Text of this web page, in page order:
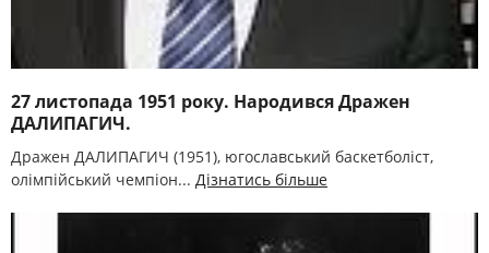
27 листопада 1951 року. Народився Дражен
ДАЛИПАГИЧ.
Дражен ДАЛИПАГИЧ (1951), югославський баскетболіст,
олімпійський чемпіон... Дізнатись більше